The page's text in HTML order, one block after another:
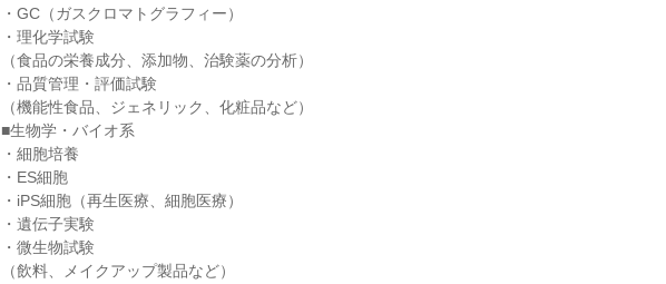
・GC（ガスクロマトグラフィー）
・理化学試験
（食品の栄養成分、添加物、治験薬の分析）
・品質管理・評価試験
（機能性食品、ジェネリック、化粧品など）
■生物学・バイオ系
・細胞培養
・ES細胞
・iPS細胞（再生医療、細胞医療）
・遺伝子実験
・微生物試験
（飲料、メイクアップ製品など）